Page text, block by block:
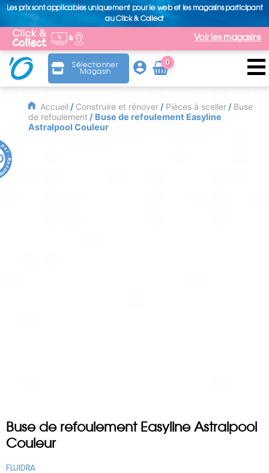
Les prix sont applicables uniquement pour le web et les magasins participant
au Click & Collect
Voir les magasins
Sélectionner
Magasin
0
Arti
cle
Accueil/ Construire et rénover/ Pièces à sceller/ Buse
de refoulement/ Buse de refoulement Easyline
Astralpool Couleur
Buse de refoulement Easyline Astralpool
Couleur
FLUIDRA